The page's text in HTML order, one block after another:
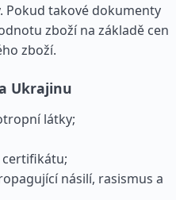
Pokud takové dokumenty
zboží na základě cen
zboží.
Ukrajinu
látky;
násilí, rasismus a